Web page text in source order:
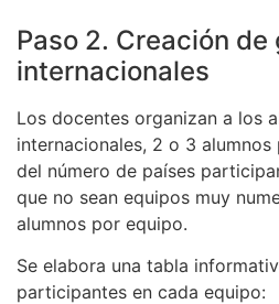
Paso 2. Creación de
internacionales
Los docentes organizan a los
internacionales, 2 o 3
del número de países
que no sean equipos muy
alumnos por equipo.
Se elabora una tabla
participantes en cada equipo: